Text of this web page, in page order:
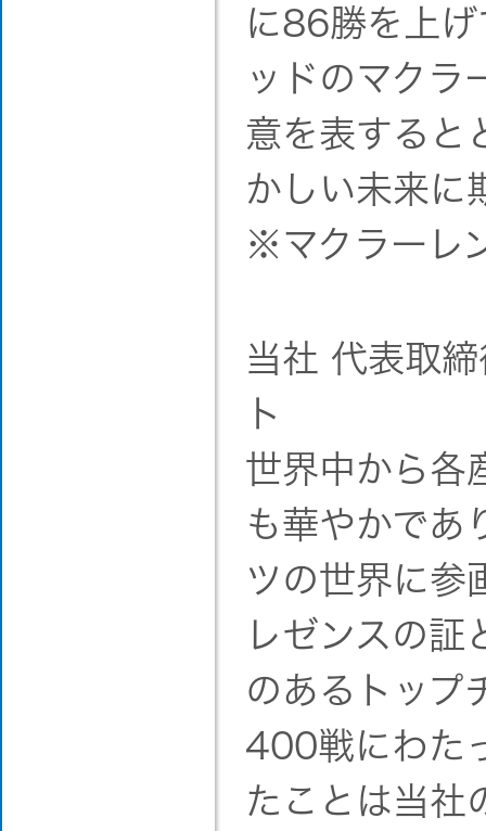
に86勝を上
ッドのマクラ
意を表すると
かしい未来に
※マクラーレ
当社 代表取
ト
世界中から各
も華やかであ
ツの世界に参
レゼンスの
のあるトップ
400戦にわた
たことは当社